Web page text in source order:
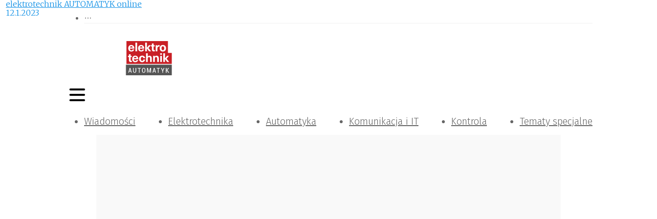
Wiadomości Elektrotechnika Automatyka Komunikacja i IT Kontrola Tematy specjalne
elektrotechnik AUTOMATYK online
12.1.2023